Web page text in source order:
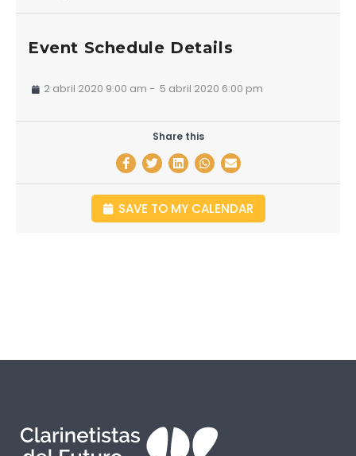
Event Schedule Details
2 abril 2020 9:00 am - 5 abril 2020 6:00 pm
Share this
SAVE TO MY CALENDAR